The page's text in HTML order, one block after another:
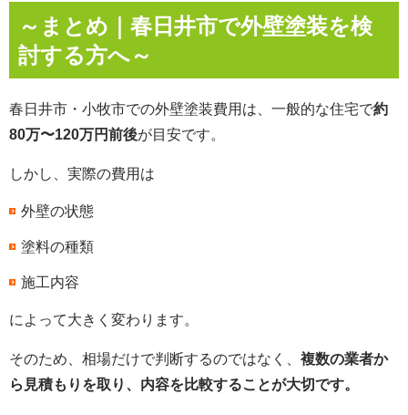
～まとめ｜春日井市で外壁塗装を検
討する方へ～
春日井市・小牧市での外壁塗装費用は、一般的な住宅で約
80万〜120万円前後が目安です。
しかし、実際の費用は
外壁の状態
塗料の種類
施工内容
によって大きく変わります。
そのため、相場だけで判断するのではなく、 複数の業者か
ら見積もりを取り、内容を比較することが大切です。